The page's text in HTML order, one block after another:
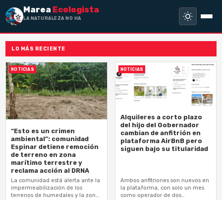
Marea Ecologista
LA NATURALEZA NO HA HECHO E
LO MÁS RECIENTE
NOTICIAS
“Esto es un crimen
ambiental”: comunidad
Espinar detiene remoción
de terreno en zona
marítimo terrestre y
reclama acción al DRNA
La comunidad está alerta ante la
impermeabilización de los
terrenos de humedales y la zona
NOTICIAS
Alquileres a corto plazo
del hijo del Gobernador
cambian de anfitrión en
plataforma AirBnB pero
siguen bajo su titularidad
Ambos anfitriones son nuevos en
la plataforma, con solo un mes
como operador de dos